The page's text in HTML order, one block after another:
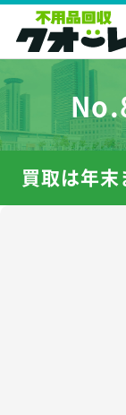
買取は年末